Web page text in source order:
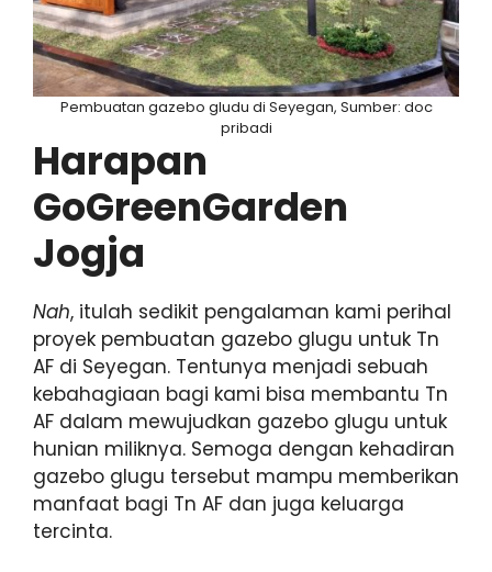
Pembuatan gazebo gludu di Seyegan, Sumber: doc
pribadi
Harapan
GoGreenGarden
Jogja
Nah, itulah sedikit pengalaman kami perihal
proyek pembuatan gazebo glugu untuk Tn
AF di Seyegan. Tentunya menjadi sebuah
kebahagiaan bagi kami bisa membantu Tn
AF dalam mewujudkan gazebo glugu untuk
hunian miliknya. Semoga dengan kehadiran
gazebo glugu tersebut mampu memberikan
manfaat bagi Tn AF dan juga keluarga
tercinta.